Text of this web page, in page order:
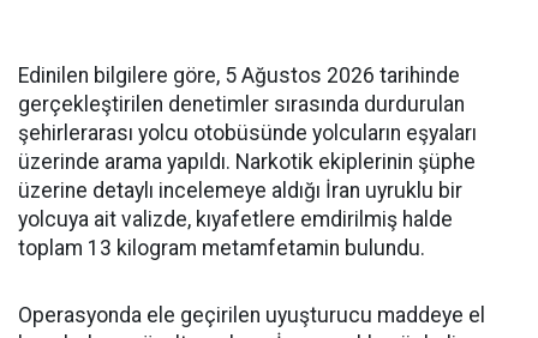
Edinilen bilgilere göre, 5 Ağustos 2026 tarihinde
gerçekleştirilen denetimler sırasında durdurulan
şehirlerarası yolcu otobüsünde yolcuların eşyaları
üzerinde arama yapıldı. Narkotik ekiplerinin şüphe
üzerine detaylı incelemeye aldığı İran uyruklu bir
yolcuya ait valizde, kıyafetlere emdirilmiş halde
toplam 13 kilogram metamfetamin bulundu.
Operasyonda ele geçirilen uyuşturucu maddeye el